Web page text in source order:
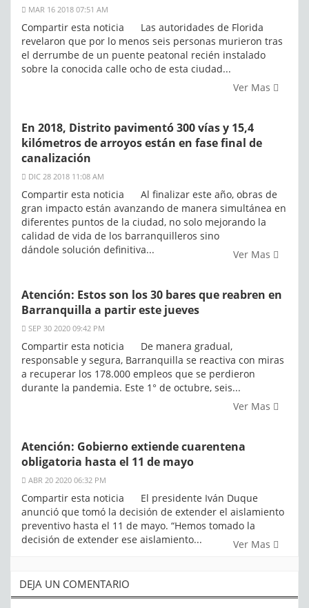
MAR 16 2018 07:51 AM
Compartir esta noticia Las autoridades de Florida
revelaron que por lo menos seis personas murieron tras
el derrumbe de un puente peatonal recién instalado
sobre la conocida calle ocho de esta ciudad...
Ver Mas
En 2018, Distrito pavimentó 300 vías y 15,4
kilómetros de arroyos están en fase final de
canalización
DIC 28 2018 11:08 AM
Compartir esta noticia Al finalizar este año, obras de
gran impacto están avanzando de manera simultánea en
diferentes puntos de la ciudad, no solo mejorando la
calidad de vida de los barranquilleros sino
dándole solución definitiva...
Ver Mas
Atención: Estos son los 30 bares que reabren en
Barranquilla a partir este jueves
SEP 30 2020 09:42 PM
Compartir esta noticia De manera gradual,
responsable y segura, Barranquilla se reactiva con miras
a recuperar los 178.000 empleos que se perdieron
durante la pandemia. Este 1° de octubre, seis...
Ver Mas
Atención: Gobierno extiende cuarentena
obligatoria hasta el 11 de mayo
ABR 20 2020 06:32 PM
Compartir esta noticia El presidente Iván Duque
anunció que tomó la decisión de extender el aislamiento
preventivo hasta el 11 de mayo. “Hemos tomado la
decisión de extender ese aislamiento...
Ver Mas
DEJA UN COMENTARIO